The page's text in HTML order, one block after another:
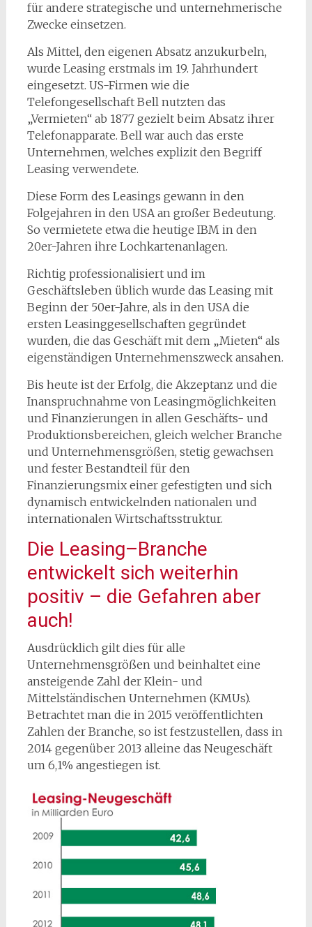
für andere strategische und unternehmerische
Zwecke einsetzen.
Als Mittel, den eigenen Absatz anzukurbeln,
wurde Leasing erstmals im 19. Jahrhundert
eingesetzt. US-Firmen wie die
Telefongesellschaft Bell nutzten das
„Vermieten“ ab 1877 gezielt beim Absatz ihrer
Telefonapparate. Bell war auch das erste
Unternehmen, welches explizit den Begriff
Leasing verwendete.
Diese Form des Leasings gewann in den
Folgejahren in den USA an großer Bedeutung.
So vermietete etwa die heutige IBM in den
20er-Jahren ihre Lochkartenanlagen.
Richtig professionalisiert und im
Geschäftsleben üblich wurde das Leasing mit
Beginn der 50er-Jahre, als in den USA die
ersten Leasinggesellschaften gegründet
wurden, die das Geschäft mit dem „Mieten“ als
eigenständigen Unternehmenszweck ansahen.
Bis heute ist der Erfolg, die Akzeptanz und die
Inanspruchnahme von Leasingmöglichkeiten
und Finanzierungen in allen Geschäfts- und
Produktionsbereichen, gleich welcher Branche
und Unternehmensgrößen, stetig gewachsen
und fester Bestandteil für den
Finanzierungsmix einer gefestigten und sich
dynamisch entwickelnden nationalen und
internationalen Wirtschaftsstruktur.
Die Leasing–Branche
entwickelt sich weiterhin
positiv – die Gefahren aber
auch!
Ausdrücklich gilt dies für alle
Unternehmensgrößen und beinhaltet eine
ansteigende Zahl der Klein- und
Mittelständischen Unternehmen (KMUs).
Betrachtet man die in 2015 veröffentlichten
Zahlen der Branche, so ist festzustellen, dass in
2014 gegenüber 2013 alleine das Neugeschäft
um 6,1% angestiegen ist.